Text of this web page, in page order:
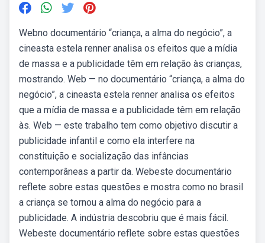
Webno documentário “criança, a alma do negócio”, a
cineasta estela renner analisa os efeitos que a mídia
de massa e a publicidade têm em relação às crianças,
mostrando. Web — no documentário “criança, a alma do
negócio”, a cineasta estela renner analisa os efeitos
que a mídia de massa e a publicidade têm em relação
às. Web — este trabalho tem como objetivo discutir a
publicidade infantil e como ela interfere na
constituição e socialização das infâncias
contemporâneas a partir da. Webeste documentário
reflete sobre estas questões e mostra como no brasil
a criança se tornou a alma do negócio para a
publicidade. A indústria descobriu que é mais fácil.
Webeste documentário reflete sobre estas questões